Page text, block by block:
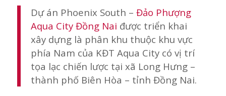
Dự án Phoenix South – Đảo Phượng
Aqua City Đồng Nai được triển khai
xây dựng là phân khu thuộc khu vực
phía Nam của KĐT Aqua City có vị trí
tọa lạc chiến lược tại xã Long Hưng –
thành phố Biên Hòa – tỉnh Đồng Nai.